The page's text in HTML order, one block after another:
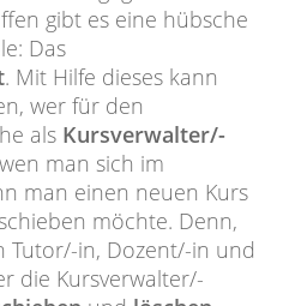
gibt es eine hübsche
Das
. Mit Hilfe dieses kann
wer für den
als Kursverwalter/-
man sich im
man einen neuen Kurs
möchte. Denn,
Tutor/-in, Dozent/-in und
die Kursverwalter/-